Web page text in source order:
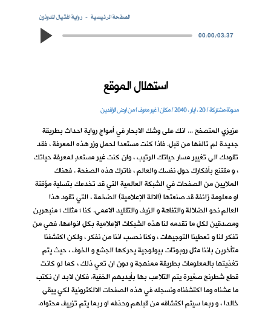
رواية اغتيال المدونين
الصفحة الرئيسية
00:00/03:37
استهلال الموقع
مدونة مشتركة / 20 ، ايار ، 2040 / مكان ( غير معرف ) من ارض الرافدين
جديدة لم تالفها من قبل. فاذا كنت مستعدا لحمل وزر هذه المعرفة ، فقد
تقودك الى تغيير مسار حياتك الرتيب ، وان كنت غير مستعدٍ لمعرفة حياتك
، و مقتنع بأفكارك حول نفسك والعالم ، فاترك هذه الصفحة . فهناك
الملايين من الصفحات في الشبكة العالمية التي قد تخدعك بتسلية مؤقتة
او معلومة زائفة قد صنعتها (الالة الإعلامية) الضخمة ، التي تقود هذا
العالم نحو الضلالة والتفاهة و الزيف والتقليد الاعمى. كنا ؛ مثلك ؛ منبهرين
ومصدقين لكل ما تقدمه لنا هذه الشبكات الإعلامية بكل انواعها. فهي من
تفكر لنا و تعطينا التوجيهات ، وكنا نحسب اننا من نفكر ، ولكن اكتشفنا
متأخرين باننا مثل روبوتات بيولوجية يحركها الجشع و الخوف ، حيث يتم
تغذيتها بالمعلومات بطريقة ممنهجة و دون ان تعي ذلك ، كما لو كانت
قطع شطرنج صغيرة يتم التلاعب بها بأيديهم الخفية. فكان لابد ان نكتب
ما عشناه وما اكتشفناه ونسجله في هذه الصفحات الالكترونية لكي يبقى
خالدا ، و ربما سيتم اكتشافه من قبلهم وحذفه او ربما يتم تزييف محتواه.